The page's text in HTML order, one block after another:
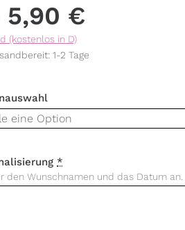
5,90 €
(kostenlos in D)
1-2 Tage
*
den Wunschnamen und das Datum an.